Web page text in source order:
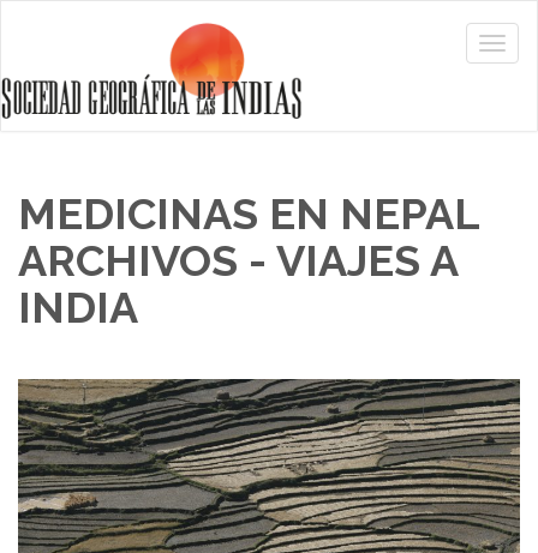
MEDICINAS EN NEPAL
ARCHIVOS - VIAJES A
INDIA